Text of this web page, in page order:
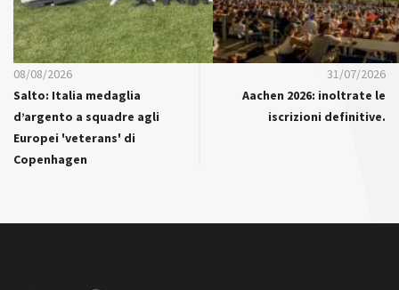
08/08/2026
Salto: Italia medaglia
d’argento a squadre agli
Europei 'veterans' di
Copenhagen
31/07/2026
Aachen 2026: inoltrate le
iscrizioni definitive.